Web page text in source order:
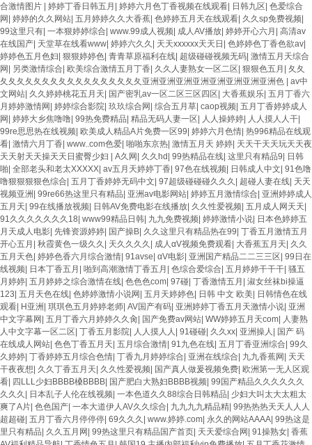
合激情图片 | 婷婷丁香日韩五月 | 婷婷六月色丁香视频在线观看| 日韩九区| 色爱综合
网| 婷婷的久久网站| 五月婷婷久久大香蕉| 色婷婷五月天在线观看| 久久sp免费视频|
99这里只有| 一本狠婷婷综合| www.99成人视频| 成人AV播放| 婷婷开心六月 | 高清av
在线国产| 天堂草在线看www| 婷婷六久久 | 天天xxxxxx天天日 | 色婷婷色丁香色欲av|
婷婷色五月色妇| 狠狠婷婷色| 青青草原福利在线| 超级碰碰视频无码| 激情五月天综合
网| 另类激情综合| 欧美综合激情五月丁香| 久久人妻熟女一区二区| 狠狠色五月 | 夂夂
夂夂夂夂夂夂夂夂夂夂夂夂夂夂夂夂夂亚洲亚洲亚洲亚洲亚洲亚洲亚洲亚洲色 | av中
文网站| 久久婷婷桃花五月天| 国产密乳av一区二区三区四区| 大香蕉娱乐| 五月丁香六
月婷婷激情网| 婷婷综合影院| 玖玖综合网| 综合五月草| caop视频| 五月丁香婷婷成人
网| 婷婷大乡焦噜噜| 99热免费精品| 精品无码人妻一区| 人人操婷婷| 人人摸人人干|
99re思思热在线视频| 欧美成人精品A片免费一区99| 婷婷六月色情| 热996精品在线观
看| 激情六月丁香| www..com色爱| 啪啪东京热| 激情五月天 婷婷| 天天干天天玩天天夜
天天射天天操天天日蜜臀少妇 | A久网| 久久hd| 99热精品在线| 这里只有精品9| 日韩
啪| 全部老头和老太XXXXX| av五月天婷婷丁香| 97色在线视频| 日韩成人中文| 91色噜
噜狠狠狠狠色综合| 五月丁香婷婷无码中文| 97超级碰碰碰久久久 | 超碰人妻在线| 天天
视频亚洲 | 99re66热这里只有精品| 亚洲av电影网站| 婷婷五月激情综合| 亚洲婷婷成人
五月天| 99在线播放视频| 日韩AV免费电影在线播放| 久久性爱视频| 五月成人网天天|
91久久久久久久久18| www99精品日韩| 九九免费视频| 婷婷激情小说| 日本色婷婷五
月天成人电影| 先锋资源婷婷| 国产操B| 久久这里只有精品热在99| 丁香五月激情五月
开心五月 | 秋霞黄色一级久久 | 天久久久久 | 成人αV视频免费观看| 大香蕉五月天| 久久
五月天色| 婷婷色香六月综合激情| 91avse| αV电影| 亚洲国产精品二二三三区| 99日在
线视频| 日本丁香五月 | 啪到高潮激情丁香五月 | 色综合爱综合| 五月婷婷干干干| 骚五
月婷婷| 五月婷婷之综合激情在线| 色色色com| 97碰| 丁香激情五月 | 淑女丝袜bi操逼
123| 五月天色在线| 色婷婷激情小说网| 五月天婷婷色| 日韩 中文 欧美| 日韩情色在线
观看| H亚洲 | 琪琪色五月婷婷老师| AV国产有码| 亚洲婷婷丁香五月天激情小说| 亚洲
中文字幕网| 五月丁香六月婷婷久久肏| 国产免费av网站| WW婷婷五月天com| 人妻熟
人中文字幕一区二区| 丁香五月影院| 人人摸人人 | 91碰碰| 久久xx| 亚洲操人 | 国产 码
在线成人网站| 色色丁香五月天| 五月综合激情| 91九色在线| 五月丁香亚洲综合| 99久
久婷婷| 丁香婷婷五月综合色情| 丁香九月婷婷综合| 亚洲在线综合| 九九香蕉网| 天天
干夜夜想| 久久丁香五月天| 久久性爱视频| 国产真人做爰视频免费| 欧洲第一无人区观
看| 四LLL少妇BBBB槡BBBB| 国产肥白大熟妇BBBB视频| 99国产精品久久久久久久
久久久 | 日本乱子人伦在线视频| 一本色道久久88综合日韩精品| 少妇大叫太大太粗太
爽了A片| 色色国产| 一本大道伊人AV久久综合| 九九九九精品精| 99热热热天天人人人
超超碰| 五月丁香六月停停停| 69久久久 | www.婷婷.com| 永久的网站AAAA| 99热这是
里只有精品| 久久五月网| 99热这里只有精品国产首页| 天天爱综合网| 91操熟女| 香蕉